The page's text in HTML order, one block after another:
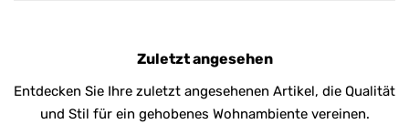
Zuletzt angesehen
Entdecken Sie Ihre zuletzt angesehenen Artikel, die Qualität
und Stil für ein gehobenes Wohnambiente vereinen.